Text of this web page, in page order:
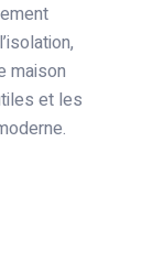
maison
et les